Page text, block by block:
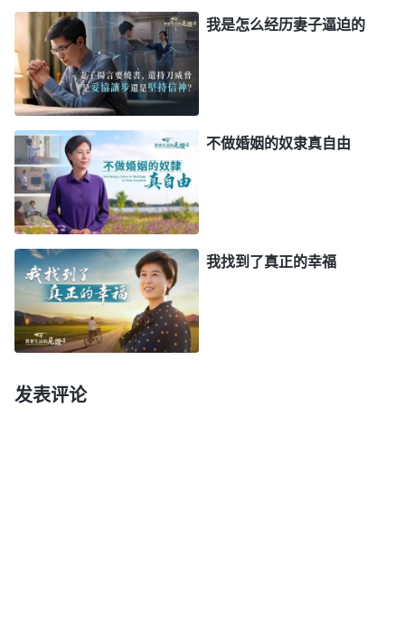
的痛苦都是我带来的，我心里满了亏欠，我不但没尽
上做儿女的孝道还让他们为我操心，是我对不起他
们，想弥补他们但我又做不了什么，心里就很痛苦。
直到前一段时间，我看到一段神的话挺符合自己
的情形。全能神说：“有些人经不住父母的唠叨，开
始还觉得一个人吃饱全家不饿，挺好的，尤其信神
了，每天尽本分都挺忙，也没工夫想那些事，就不谈
恋爱了，以后也不结婚了，可是过不了父母这一关，
父母不同意，就总催你、逼你，只要见到你就唠
叨，‘谈没谈恋爱啊？有没有相中的对象啊？赶紧领
回家我给你把把关，合适了赶紧领证结婚，这都多大
岁数了！女的三十岁了不结婚，男的三十五岁了不找
你？’父母总担心，总张罗这事，要让你找这样的、
我是怎么经历妻子逼迫的
不做婚姻的奴隶真自由
我找到了真正的幸福
发表评论